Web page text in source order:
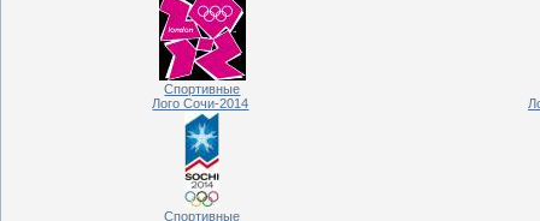
Спортивные
Лого Сочи-2014
Спортивные